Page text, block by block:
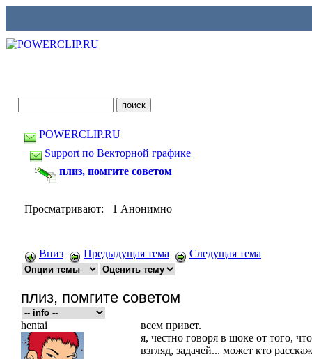
POWERCLIP.RU
Support по Векторной графике
плиз, помгите советом
Просматривают: 1 Анонимно
Вниз Предыдущая тема Следущая тема
плиз, помгите советом
hentai
всем привет.
я, честно говоря в шоке от того,
взгляд, задачей... может кто